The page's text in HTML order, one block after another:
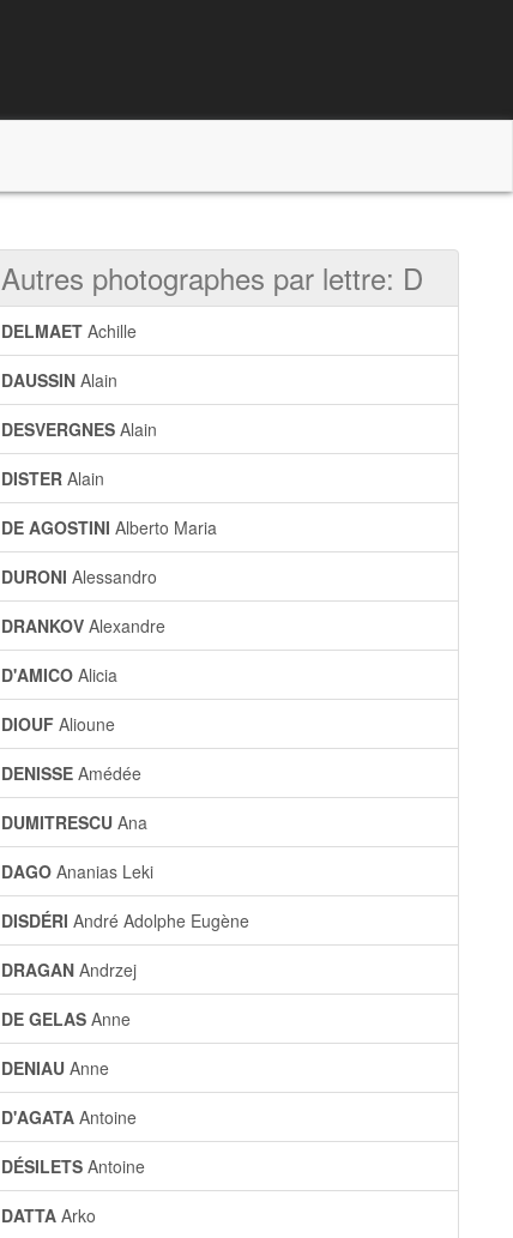
Autres photographes par lettre: D
DELMAET Achille
DAUSSIN Alain
DESVERGNES Alain
DISTER Alain
DE AGOSTINI Alberto Maria
DURONI Alessandro
DRANKOV Alexandre
D'AMICO Alicia
DIOUF Alioune
DENISSE Amédée
DUMITRESCU Ana
DAGO Ananias Leki
DISDÉRI André Adolphe Eugène
DRAGAN Andrzej
DE GELAS Anne
DENIAU Anne
D'AGATA Antoine
DÉSILETS Antoine
DATTA Arko